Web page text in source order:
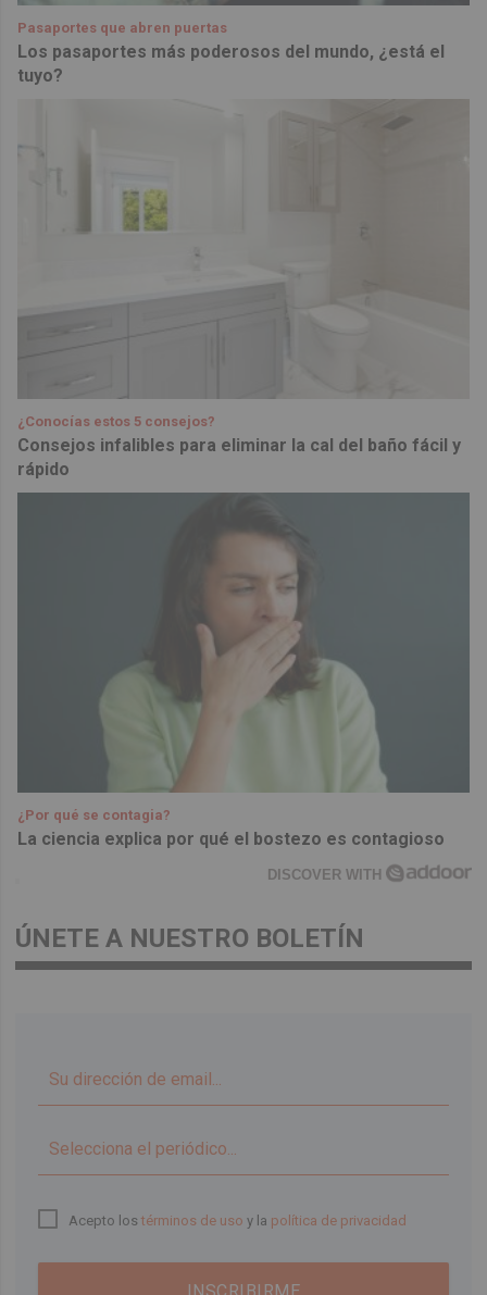
Pasaportes que abren puertas
Los pasaportes más poderosos del mundo, ¿está el
tuyo?
¿Conocías estos 5 consejos?
Consejos infalibles para eliminar la cal del baño fácil y
rápido
¿Por qué se contagia?
La ciencia explica por qué el bostezo es contagioso
DISCOVER WITH
ÚNETE A NUESTRO BOLETÍN
Acepto lostérminos de uso y la política de privacidad